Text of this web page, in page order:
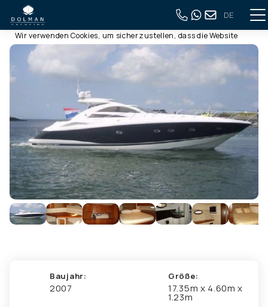
DE
Zurück zur vollständigen Übersicht
Baujahr:
2007
Größe:
17.35m x 4.60m x
1.23m
Diese Webseite verwendet Cookies
Wir verwenden Cookies, um sicherzustellen, dass die Website
ordnungsgemäß funktioniert. Lesen Sie mehr über unsere
Verwendung von Cookies in unserer
Datenschutzerklärung
Indem Sie auf Zulassen klicken, stimmen Sie dem zu.
Alle zulassen